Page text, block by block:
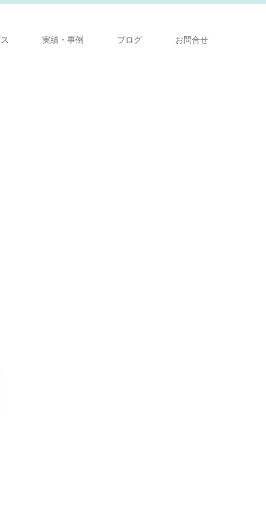
実績・事例 ブログ お問合せ